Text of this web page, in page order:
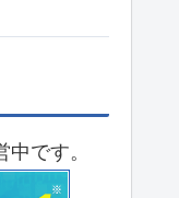
です。